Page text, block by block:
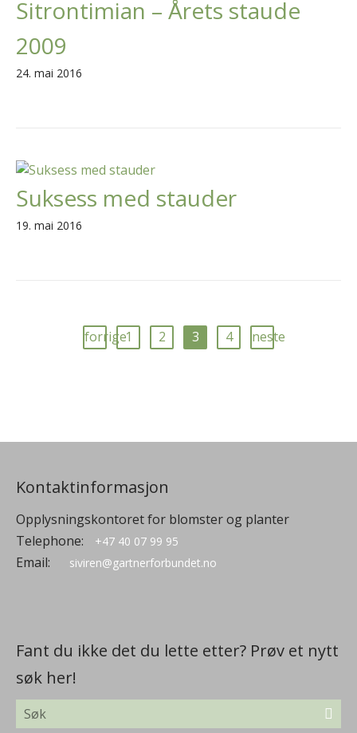
Sitrontimian – Årets staude
2009
24. mai 2016
Suksess med stauder
19. mai 2016
forrige1 2 3 4 neste
Kontaktinformasjon
Opplysningskontoret for blomster og planter
Telephone:
+47 40 07 99 95
Email: siviren@gartnerforbundet.no
Fant du ikke det du lette etter? Prøv et nytt
søk her!